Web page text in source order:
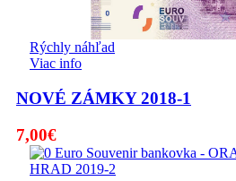
Rýchly náhľad
Viac info
NOVÉ ZÁMKY 2018-1
7,00€